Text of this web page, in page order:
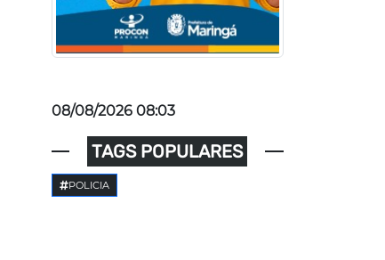
08/08/2026 08:03
TAGS POPULARES
POLICIA